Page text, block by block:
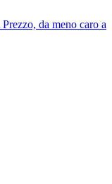
Prezzo, da meno caro a